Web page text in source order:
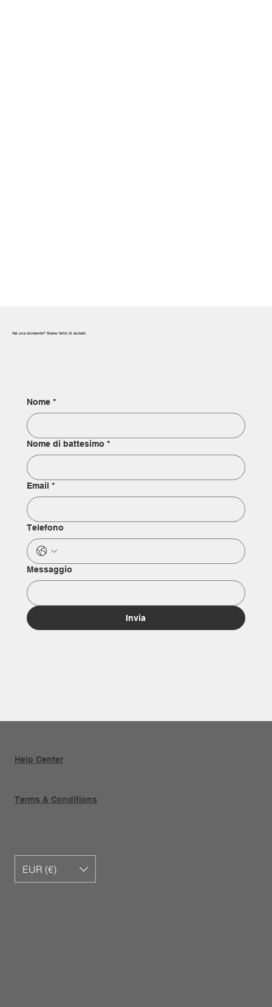
Hai una domanda? Siamo felici di aiutarti.
Nome *
Nome di battesimo *
Email *
Telefono
Messaggio
Invia
Help Center
Terms & Conditions
EUR (€)